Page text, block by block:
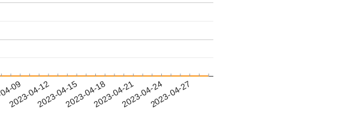
09
2023-04-122023-04-152023-04-182023-04-212023-04-242023-04-27